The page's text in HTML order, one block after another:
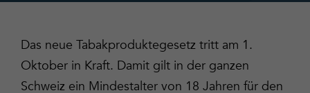
Das neue Tabakproduktegesetz tritt am 1.
Oktober in Kraft. Damit gilt in der ganzen
Schweiz ein Mindestalter von 18 Jahren für den